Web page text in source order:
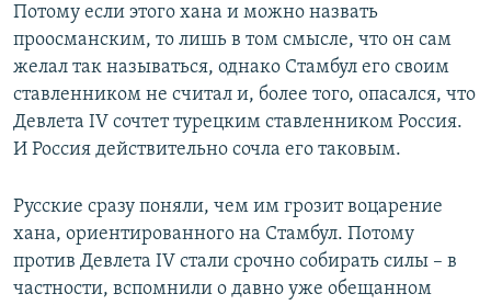
Потому если этого хана и можно назвать
проосманским, то лишь в том смысле, что он сам
желал так называться, однако Стамбул его своим
ставленником не считал и, более того, опасался, что
Девлета IV сочтет турецким ставленником Россия.
И Россия действительно сочла его таковым.
Русские сразу поняли, чем им грозит воцарение
хана, ориентированного на Стамбул. Потому
против Девлета IV стали срочно собирать силы – в
частности, вспомнили о давно уже обещанном